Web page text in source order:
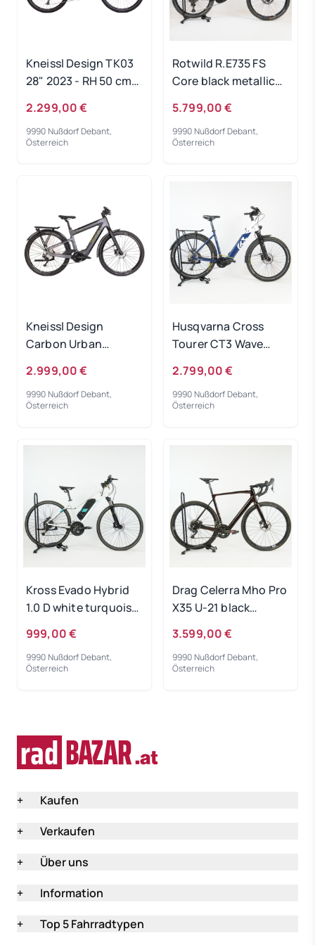
Kneissl Design TK03
28" 2023 - RH 50 cm
2.299,00 €
9990 Nußdorf Debant,
Österreich
Rotwild R.E735 FS
Core black metallic
Gebrauchtrad
5.799,00 €
9990 Nußdorf Debant,
Österreich
Kneissl Design
Carbon Urban
Black/Gold 2022 - RH
48 cm
2.999,00 €
9990 Nußdorf Debant,
Österreich
Husqvarna Cross
Tourer CT3 Wave
50 cm Testrad
2.799,00 €
9990 Nußdorf Debant,
Österreich
Kross Evado Hybrid
1.0 D white turquoise
999,00 €
9990 Nußdorf Debant,
Österreich
Drag Celerra Mho Pro
X35 U-21 black
Gebrauchtrad
3.599,00 €
9990 Nußdorf Debant,
Österreich
+
Kaufen
+
Verkaufen
+
Über uns
+
Information
+
Top 5 Fahrradtypen